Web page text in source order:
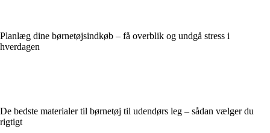
Planlæg dine børnetøjsindkøb – få overblik og undgå stress i
hverdagen
De bedste materialer til børnetøj til udendørs leg – sådan vælger du
rigtigt